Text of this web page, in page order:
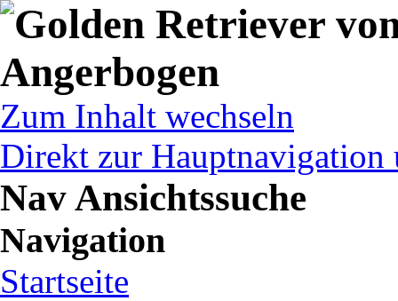
Zum Inhalt wechseln
Direkt zur Hauptnavigation
Nav Ansichtssuche
Navigation
Startseite